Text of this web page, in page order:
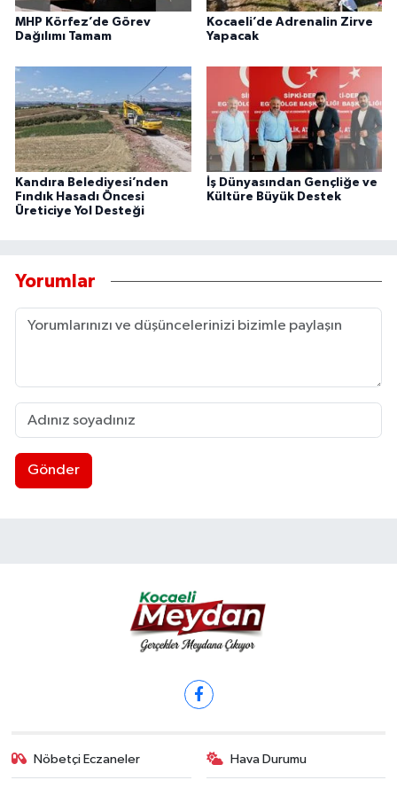
MHP Körfez’de Görev
Dağılımı Tamam
Kocaeli’de Adrenalin Zirve
Yapacak
Kandıra Belediyesi’nden
Fındık Hasadı Öncesi
Üreticiye Yol Desteği
İş Dünyasından Gençliğe ve
Kültüre Büyük Destek
Yorumlar
Gönder
Nöbetçi Eczaneler Hava Durumu